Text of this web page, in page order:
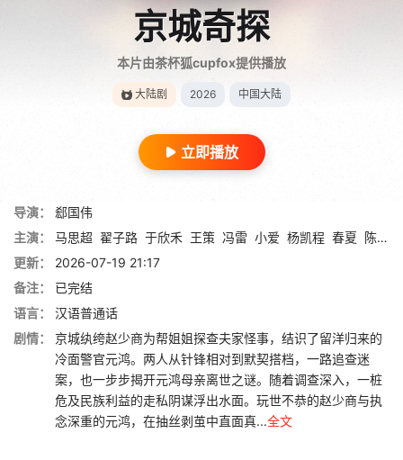
京城奇探
本片由茶杯狐cupfox提供播放
大陆剧 2026 中国大陆
立即播放
导演：
郄国伟
主演：
马思超 翟子路 于欣禾 王策 冯雷 小爱 杨凯程 春夏
陈意涵
更新：
2026-07-19 21:17
备注：
已完结
语言：
汉语普通话
剧情：
京城纨绔赵少商为帮姐姐探查夫家怪事，结识了留洋归来的
冷面警官元鸿。两人从针锋相对到默契搭档，一路追查迷
案，也一步步揭开元鸿母亲离世之谜。随着调查深入，一桩
危及民族利益的走私阴谋浮出水面。玩世不恭的赵少商与执
念深重的元鸿，在抽丝剥茧中直面真...全文